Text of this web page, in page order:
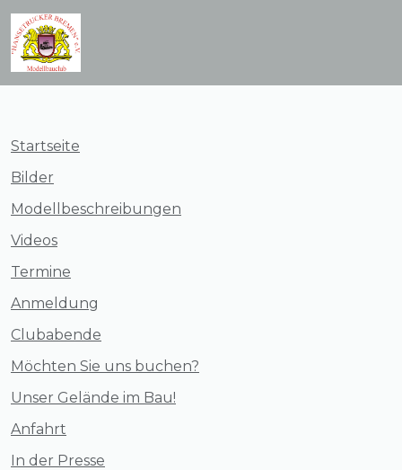
Startseite
Bilder
Modellbeschreibungen
Videos
Termine
Anmeldung
Clubabende
Möchten Sie uns buchen?
Unser Gelände im Bau!
Anfahrt
In der Presse